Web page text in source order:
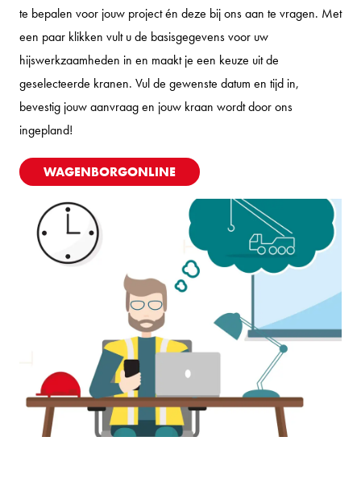
te bepalen voor jouw project én deze bij ons aan te vragen. Met
een paar klikken vult u de basisgegevens voor uw
hijswerkzaamheden in en maakt je een keuze uit de
geselecteerde kranen. Vul de gewenste datum en tijd in,
bevestig jouw aanvraag en jouw kraan wordt door ons
ingepland!
WAGENBORGONLINE